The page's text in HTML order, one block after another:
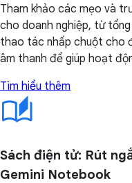
Tham khảo các mẹo và
cho doanh nghiệp, từ
thao tác nhấp chuột cho
âm thanh để giúp hoạt
Tìm hiểu thêm
Sách điện tử: Rút
Gemini Notebook